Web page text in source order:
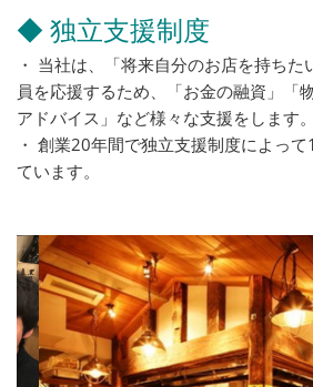
◆ 独立支援制度
・ 当社は、「将来自分のお店を持ち
員を応援するため、「お金の融資」「
アドバイス」など様々な支援をします。
・ 創業20年間で独立支援制度によっ
ています。